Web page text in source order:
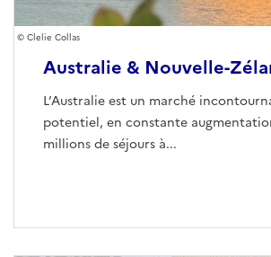
Australie & Nouvelle-
L’Australie est un marché
potentiel, en constante
millions de séjours à...
Clelie Collas